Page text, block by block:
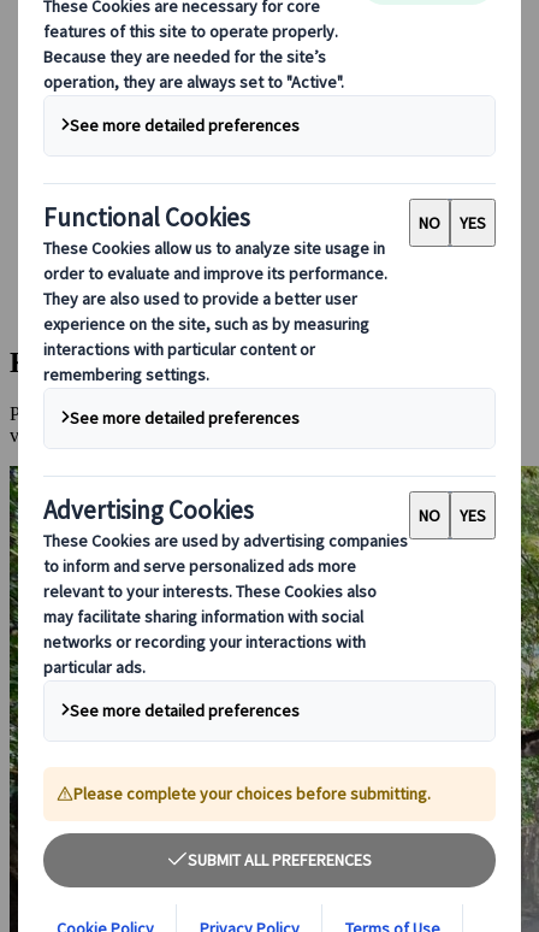
La gastronomie japonaise
Explorer le Japon en train
Questions fréquentes
Informations utiles
Règles du savoir-vivre au Japon
Conduire au Japon
Réserver avec nous
Japan Rail Pass
Hébergement
Consultation en ligne
Japanspecialist
Destinations
Toutes les destinations
Kurokawa Onsen
Kurokawa Onsen
Plongez dans des sources chaudes nichées dans un paysage
volcanique.